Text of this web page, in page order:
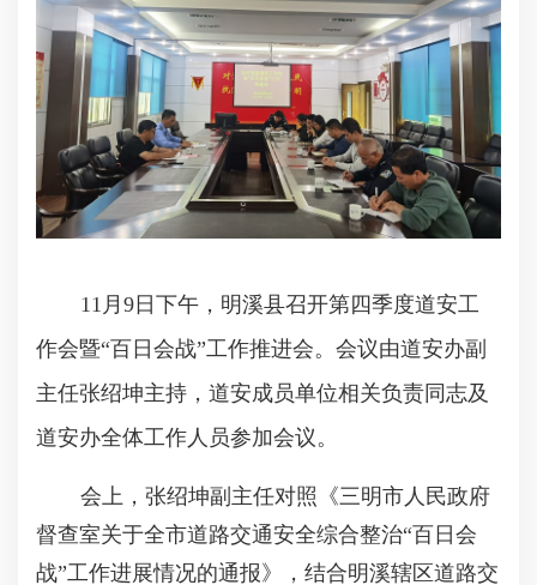
11月9日下午，明溪县召开第四季度道安工
作会暨“百日会战”工作推进会。会议由道安办副
主任张绍坤主持，道安成员单位相关负责同志及
道安办全体工作人员参加会议。
会上，张绍坤副主任对照《三明市人民政府
督查室关于全市道路交通安全综合整治“百日会
战”工作进展情况的通报》，结合明溪辖区道路交